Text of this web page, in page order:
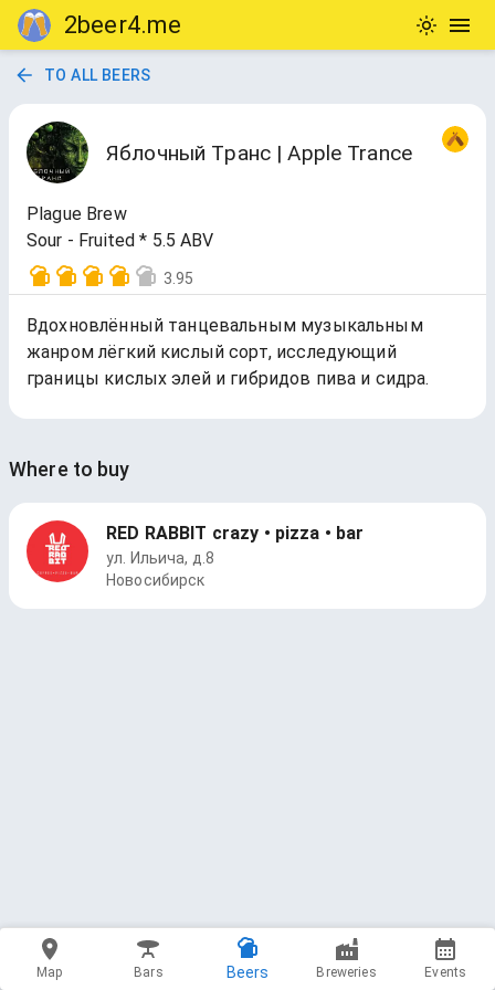
2beer4.me
TO ALL BEERS
Яблочный Tранс | Apple Trance
Plague Brew
Sour - Fruited * 5.5 ABV
3.95
Вдохновлённый танцевальным музыкальным
жанром лёгкий кислый сорт, исследующий
границы кислых элей и гибридов пива и сидра.
Where to buy
RED RABBIT crazy • pizza • bar
ул. Ильича, д.8
Новосибирск
Map Bars Beers Breweries Events